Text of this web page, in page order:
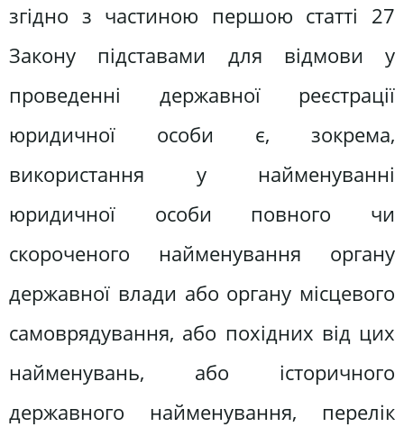
згідно з частиною першою статті 27
Закону підставами для відмови у
проведенні державної реєстрації
юридичної особи є, зокрема,
використання у найменуванні
юридичної особи повного чи
скороченого найменування органу
державної влади або органу місцевого
самоврядування, або похідних від цих
найменувань, або історичного
державного найменування, перелік